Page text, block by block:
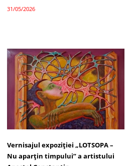
31/05/2026
Vernisajul expoziției „LOTSOPA –
Nu aparțin timpului” a artistului